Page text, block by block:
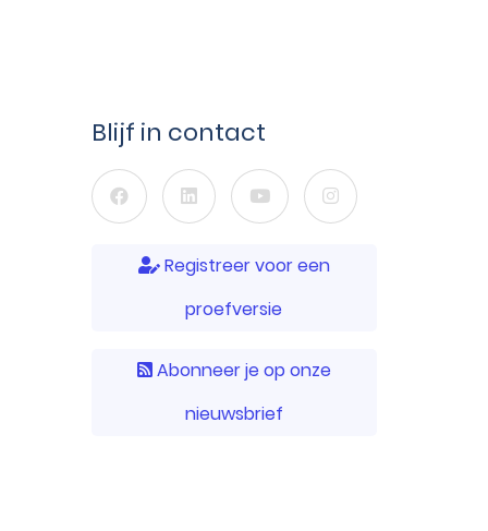
Blijf in contact
Registreer voor een
proefversie
Abonneer je op onze
nieuwsbrief